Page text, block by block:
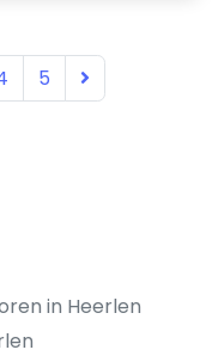
in Heerlen
5